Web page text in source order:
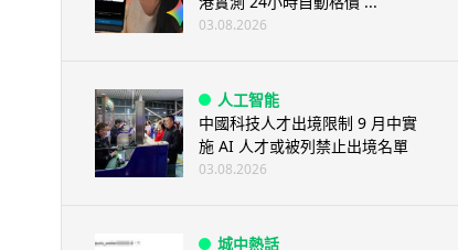
03.08.2026
人工智能
中國科技人才出境限制 9 月中實
施 AI 人才或被列禁止出境名單
03.08.2026
城中熱話